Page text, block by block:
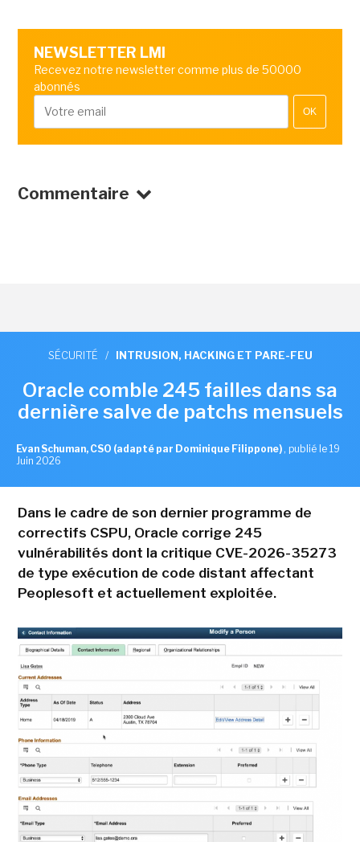
NEWSLETTER LMI
Recevez notre newsletter comme plus de 50000
abonnés
OK
Commentaire
SÉCURITÉ / INTRUSION, HACKING ET PARE-FEU
Oracle comble 245 failles dans sa
dernière salve de patchs mensuels
Evan Schuman, CSO (adapté par Dominique Filippone) , publié le 19
Juin 2026
Dans le cadre de son dernier programme de
correctifs CSPU, Oracle corrige 245
vulnérabilités dont la critique CVE-2026-35273
de type exécution de code distant affectant
Peoplesoft et actuellement exploitée.